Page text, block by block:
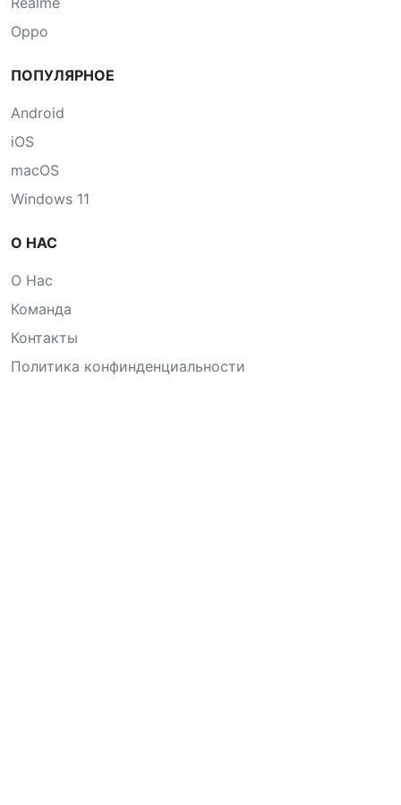
Oppo
ПОПУЛЯРНОЕ
Android
iOS
macOS
Windows 11
О НАС
О Нас
Команда
Контакты
Политика конфинденциальности